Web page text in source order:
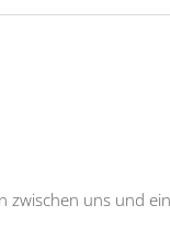
zwischen uns und